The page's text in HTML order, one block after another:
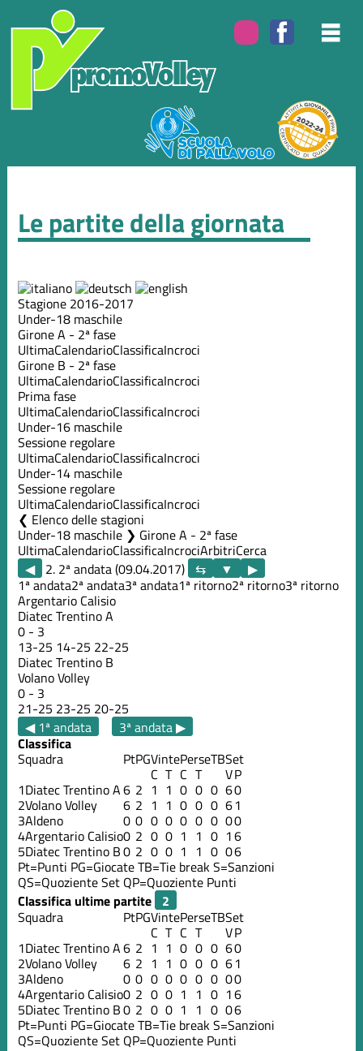
Le partite della giornata
Stagione 2016-2017
Under-18 maschile
Girone A - 2ª fase
UltimaCalendarioClassificaIncroci
Girone B - 2ª fase
UltimaCalendarioClassificaIncroci
Prima fase
UltimaCalendarioClassificaIncroci
Under-16 maschile
Sessione regolare
UltimaCalendarioClassificaIncroci
Under-14 maschile
Sessione regolare
UltimaCalendarioClassificaIncroci
Elenco delle stagioni
Under-18 maschile ❯ Girone A - 2ª fase
UltimaCalendarioClassificaIncrociArbitriCerca
◀ 2. 2ª andata (09.04.2017)
▶
1ª andata2ª andata3ª andata1ª ritorno2ª ritorno3ª ritorno
Argentario Calisio
Diatec Trentino A
0 - 3
13-25 14-25 22-25
Diatec Trentino B
Volano Volley
0 - 3
21-25 23-25 20-25
◀ 1ª andata
3ª andata ▶
Classifica
Squadra PtPGVintePerseTBSet
C T C T VP
1Diatec Trentino A6 2 1 1 0 0 0 60
2Volano Volley 6 2 1 1 0 0 0 61
3Aldeno 0 0 0 0 0 0 0 00
4Argentario Calisio0 2 0 0 1 1 0 16
5Diatec Trentino B0 2 0 0 1 1 0 06
Pt=Punti PG=GiocateTB=Tie breakS=Sanzioni
QS=Quoziente Set QP=Quoziente Punti
Classifica ultime partite
Squadra
PtPGVintePerseTBSet
C T C T VP
1Diatec Trentino A6 2 1 1 0 0 0 60
2Volano Volley 6 2 1 1 0 0 0 61
3Aldeno 0 0 0 0 0 0 0 00
4Argentario Calisio0 2 0 0 1 1 0 16
5Diatec Trentino B0 2 0 0 1 1 0 06
Pt=Punti PG=GiocateTB=Tie breakS=Sanzioni
QS=Quoziente Set QP=Quoziente Punti